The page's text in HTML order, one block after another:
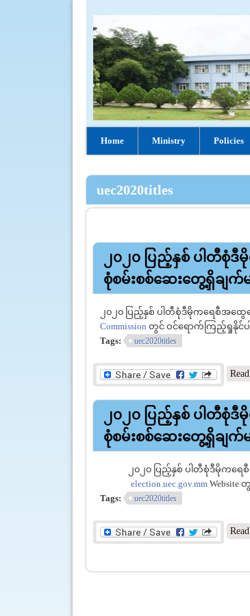
Home Ministry Policies
uec2020titles
၂၀၂၀ ပြည့်နှစ် ပါတီစုံ
စုံစမ်းစစ်ဆေးတွေ့ရှိချက်မ
၂၀၂၀ ပြည့်နှစ် ပါတီစုံဒီမိုကရေစီအထွေ
Commission တွင် ဝင်ရောက်ကြည့်ရှုနိုင်
Tags:
uec2020titles
၂၀၂၀ ပြည့်နှစ် ပါတီစုံ
စုံစမ်းစစ်ဆေးတွေ့ရှိချက်မ
၂၀၂၀ ပြည့်နှစ် ပါတီစုံဒီမိုကရေ
election.uec.gov.mm Website
Tags:
uec2020titles